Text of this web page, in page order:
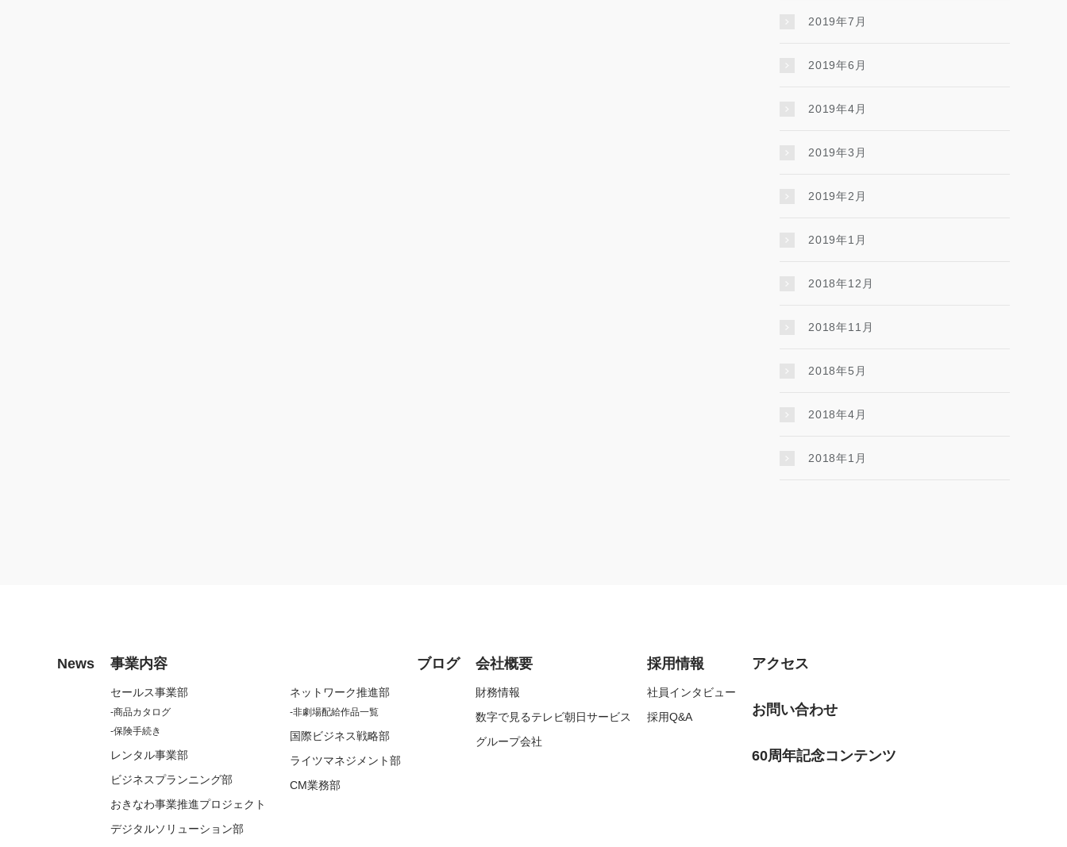
2019年7月
2019年6月
2019年4月
2019年3月
2019年2月
2019年1月
2018年12月
2018年11月
2018年5月
2018年4月
2018年1月
News 事業内容
セールス事業部
商品カタログ
保険手続き
レンタル事業部
ビジネスプランニング部
おきなわ事業推進プロジェクト
デジタルソリューション部
ネットワーク推進部
非劇場配給作品一覧
国際ビジネス戦略部
ライツマネジメント部
CM業務部
ブログ 会社概要
財務情報
数字で見るテレビ朝日サービス
グループ会社
採用情報
社員インタビュー
採用Q&A
アクセス
お問い合わせ
60周年記念コンテンツ